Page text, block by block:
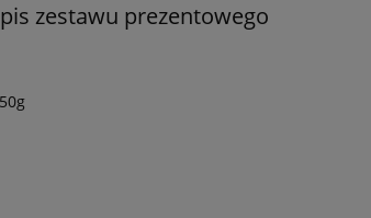
zestawu prezentowego